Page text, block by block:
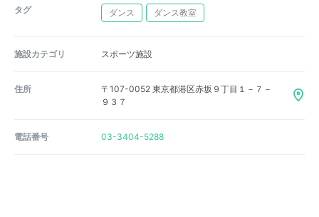
タグ ダンス ダンス教室
施設カテゴリ スポーツ施設
住所
〒107-0052 東京都港区赤坂９丁目１－７－
９３７
電話番号 03-3404-5288